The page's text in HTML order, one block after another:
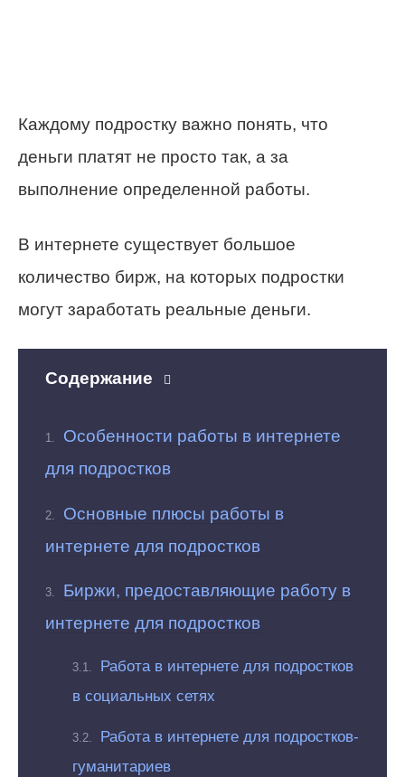
Каждому подростку важно понять, что
деньги платят не просто так, а за
выполнение определенной работы.
В интернете существует большое
количество бирж, на которых подростки
могут заработать реальные деньги.
Содержание
Особенности работы в интернете
для подростков
Основные плюсы работы в
интернете для подростков
Биржи, предоставляющие работу в
интернете для подростков
Работа в интернете для подростков
в социальных сетях
Работа в интернете для подростков-
гуманитариев